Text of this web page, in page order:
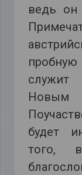
ведь он
служит
Новым
будет
того,